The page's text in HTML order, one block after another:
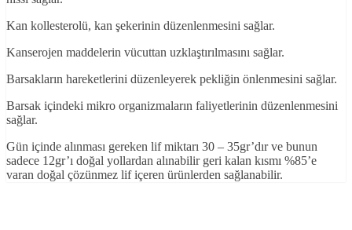
Kan kollesterolü, kan şekerinin düzenlenmesini sağlar.
Kanserojen maddelerin vücuttan uzklaştırılmasını sağlar.
Barsakların hareketlerini düzenleyerek pekliğin önlenmesini sağlar.
Barsak içindeki mikro organizmaların faliyetlerinin düzenlenmesini
sağlar.
Gün içinde alınması gereken lif miktarı 30 – 35gr’dır ve bunun
sadece 12gr’ı doğal yollardan alınabilir geri kalan kısmı %85’e
varan doğal çözünmez lif içeren ürünlerden sağlanabilir.